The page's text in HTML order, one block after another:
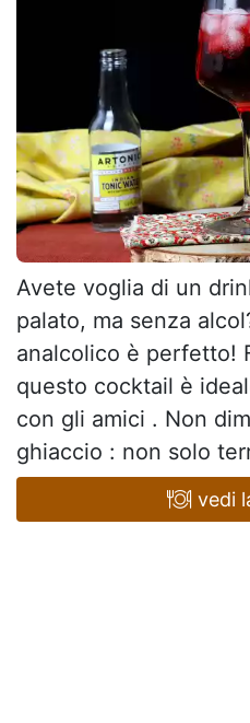
Avete voglia di un
palato, ma senza
analcolico è perfetto!
questo cocktail è
con gli amici . Non
ghiaccio : non solo
vedi